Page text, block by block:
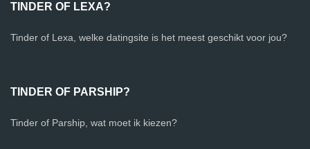
TINDER OF LEXA?
Tinder of Lexa, welke datingsite is het meest geschikt voor jou?
TINDER OF PARSHIP?
Tinder of Parship, wat moet ik kiezen?